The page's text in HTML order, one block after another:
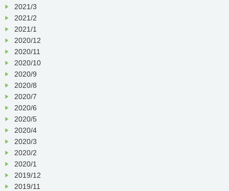
2021/3
2021/2
2021/1
2020/12
2020/11
2020/10
2020/9
2020/8
2020/7
2020/6
2020/5
2020/4
2020/3
2020/2
2020/1
2019/12
2019/11